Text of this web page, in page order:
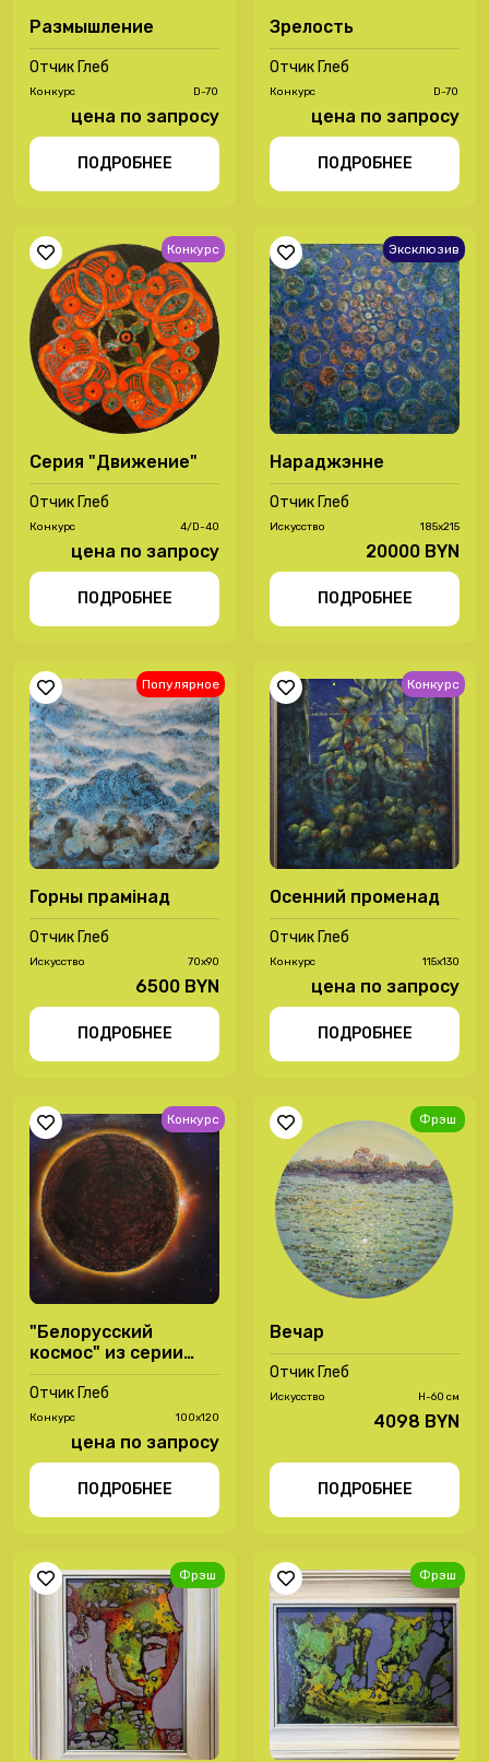
Размышление
Отчик Глеб
Конкурс D-70
цена по запросу
ПОДРОБНЕЕ
Зрелость
Отчик Глеб
Конкурс D-70
цена по запросу
ПОДРОБНЕЕ
Конкурс
Серия "Движение"
Отчик Глеб
Конкурс 4/D-40
цена по запросу
ПОДРОБНЕЕ
Эксклюзив
Нараджэнне
Отчик Глеб
Иcкусство 185х215
20000 BYN
ПОДРОБНЕЕ
Популярное
Горны прамiнад
Отчик Глеб
Иcкусство 70х90
6500 BYN
ПОДРОБНЕЕ
Конкурс
Осенний променад
Отчик Глеб
Конкурс 115х130
цена по запросу
ПОДРОБНЕЕ
Конкурс
"Белорусский
космос" из серии
"Стихия Огня"
Отчик Глеб
Конкурс 100х120
цена по запросу
ПОДРОБНЕЕ
Фрэш
Вечар
Отчик Глеб
Иcкусство H-60 см
4098 BYN
ПОДРОБНЕЕ
Фрэш Фрэш